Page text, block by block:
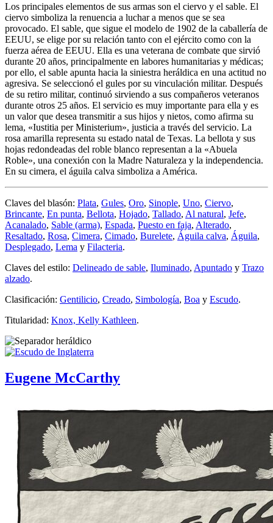
Los principales elementos de sus armas son el ciervo y el sable. El
ciervo simboliza la renuencia a luchar a menos que se sea
provocado. El sable, que sigue el modelo de 1902 de la caballería de
EEUU, se elige por su relación tanto con el ejército como con la
fuerza aérea de EEUU. Ella es una veterana de combate que sirvió
durante 20 años, principalmente en labores humanitarias y médicas;
por ello, el sable apunta hacia la siniestra heráldica en una actitud no
agresiva. Se seleccionó el gules por su vinculación militar. Después
de su retiro militar, continuó sirviendo a sus compañeros veteranos
durante otros 25 años. El servicio es muy importante para ella y es
un valor que desea transmitir a sus hijos y nietos, como afirma su
lema, «Iustitia per Ministerium», justicia a través del servicio. La
rosa amarilla representa su estado natal de Texas. La bellota y sus
hojas redondeadas del roble blanco representan a la «Abuela
Roble», una conexión con la Madre Naturaleza y la independencia.
En su cimera, el águila calva simboliza a América.
Claves del blasón: Plata, Gules, Oro, Sinople, Uno, Ciervo,
Brincante, En punta, Bellota, Hojado, Tallado, Al natural, Jefe,
Acanalado, Sable (arma), Espada, Puesto en faja, Alterado,
Resaltado, Rosa, Cimera, Cimado, Burelete, Águila calva, Águila,
Desplegado, Lema y Filacteria.
Claves del estilo: Delineado de sable, Iluminado, Apuntado y Trazo
alzado.
Clasificación: Gentilicio, Creado, Simbología, Boa y Escudo.
Titularidad: Knox, Kelly Kathleen.
Eugene McCarthy